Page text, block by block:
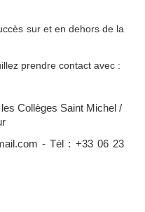
sur et en dehors de la
prendre contact avec :
Collèges Saint Michel /
- Tél : +33 06 23